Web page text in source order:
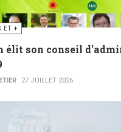
ET +
élit son conseil
27 JUILLET 2026